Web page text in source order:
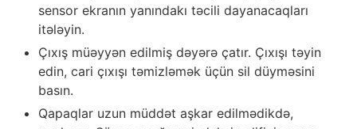
sensor ekranın yanındakı təcili dayanacaqları
itələyin.
Çıxış müəyyən edilmiş dəyərə çatır. Çıxışı təyin
edin, cari çıxışı təmizləmək üçün sil düyməsini
basın.
Qapaqlar uzun müddət aşkar edilmədikdə,